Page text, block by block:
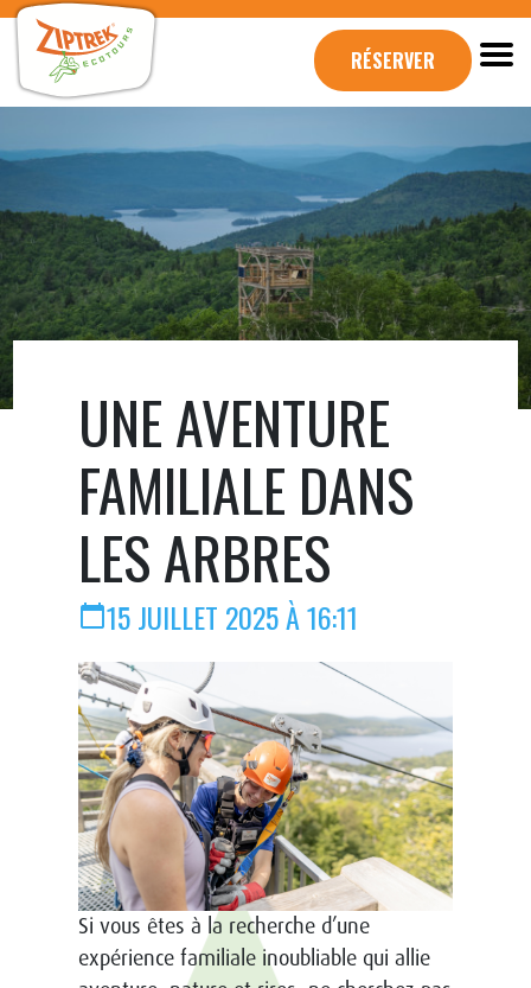
RÉSERVER
UNE AVENTURE
FAMILIALE DANS
LES ARBRES
calendar_today15 JUILLET 2025 À 16:11
Si vous êtes à la recherche d’une
expérience familiale inoubliable qui allie